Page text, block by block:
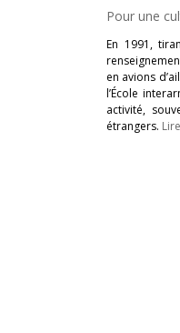
Pour une
En 1991,
en avions
l’École
activité,
étrangers.